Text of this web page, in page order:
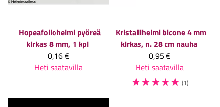
Hopeafoliohelmi pyöreä
kirkas 8 mm, 1 kpl
0,16 €
Heti saatavilla
Kristallihelmi bicone 4 mm
kirkas, n. 28 cm nauha
0,95 €
Heti saatavilla
☆☆☆☆☆ (1)